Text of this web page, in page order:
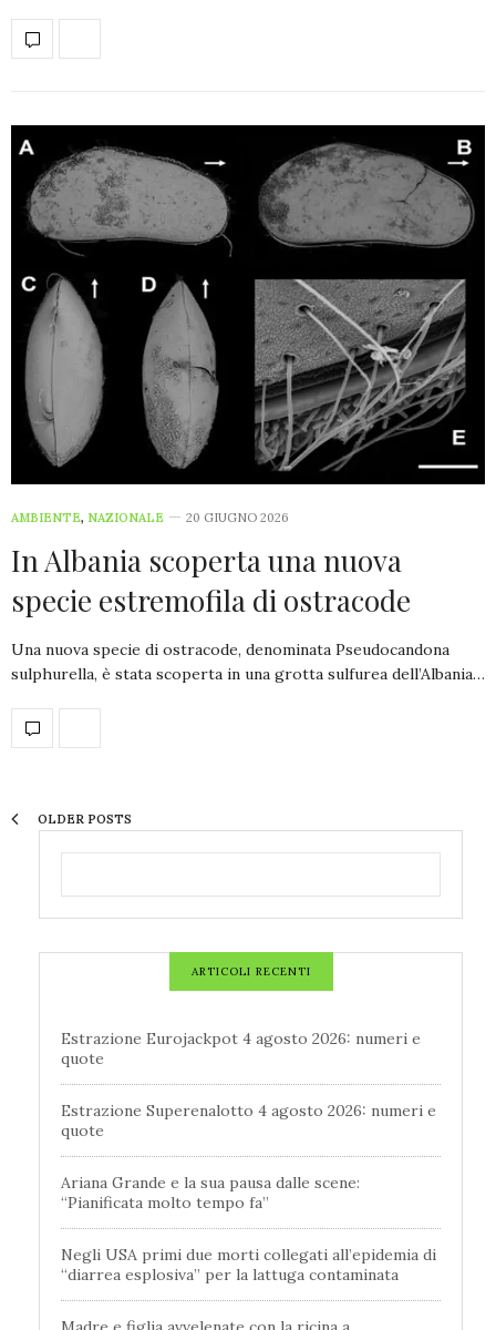
AMBIENTE, NAZIONALE 20 GIUGNO 2026
In Albania scoperta una nuova
specie estremofila di ostracode
Una nuova specie di ostracode, denominata Pseudocandona
sulphurella, è stata scoperta in una grotta sulfurea dell’Albania…
OLDER POSTS
ARTICOLI RECENTI
Estrazione Eurojackpot 4 agosto 2026: numeri e
quote
Estrazione Superenalotto 4 agosto 2026: numeri e
quote
Ariana Grande e la sua pausa dalle scene:
“Pianificata molto tempo fa”
Negli USA primi due morti collegati all’epidemia di
“diarrea esplosiva” per la lattuga contaminata